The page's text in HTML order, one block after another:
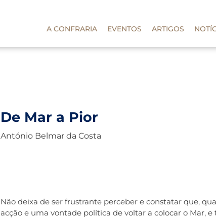
A CONFRARIA EVENTOS ARTIGOS
De Mar a Pior
António Belmar da Costa
Não deixa de ser frustrante perceber e constatar que,
acção e uma vontade política de voltar a colocar o Mar,